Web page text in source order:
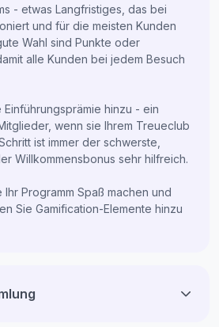
- etwas Langfristiges, das bei
und für die meisten Kunden
Wahl sind Punkte oder
alle Kunden bei jedem Besuch
hinzu - ein
wenn sie Ihrem Treueclub
ist immer der schwerste,
Willkommensbonus sehr hilfreich.
Programm Spaß machen und
Sie Gamification-Elemente hinzu